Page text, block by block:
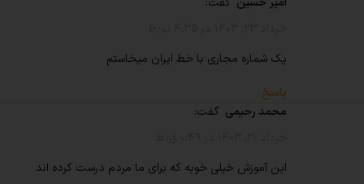
یک شماره مجاری با خط ایران میخاستم
پاسخ
محمد رحیمی گفت:
این آموزش خیلی خوبه که برای ما مردم درست کرده اند